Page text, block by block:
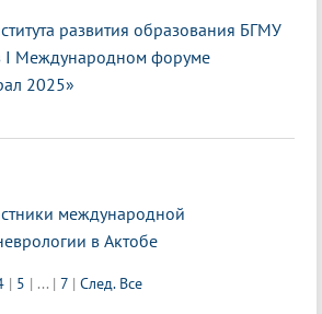
развития образования БГМУ
I Международном форуме
2025»
международной
в Актобе
| 5 | ... | 7 | След. Все